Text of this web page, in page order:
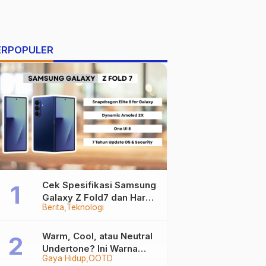
Berita Teknologi
Cek Spesifikasi Samsung
Galaxy Z Fold7 dan Harga
Resminya
Gaya Hidup OOTD
Warm, Cool, atau Neutral
Undertone? Ini Warna
Baju yang Bikin Kamu